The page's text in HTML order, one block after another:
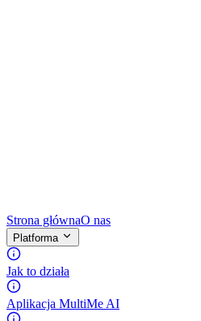
Strona głównaO nas
Platforma
Jak to działa
Aplikacja MultiMe AI